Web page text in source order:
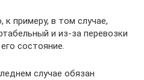
примеру, в том случае,
и из-за перевозки
состояние.
случае обязан